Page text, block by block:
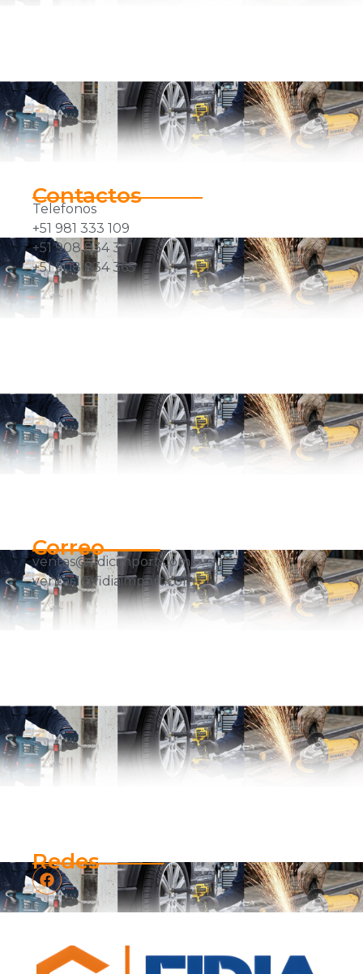
Contactos
Telefonos
+51 981 333 109
+51 908 834 371
+51 908 834 365
Correo
ventas@fidicimport.com
ventas1@fidiaimport.com
Redes